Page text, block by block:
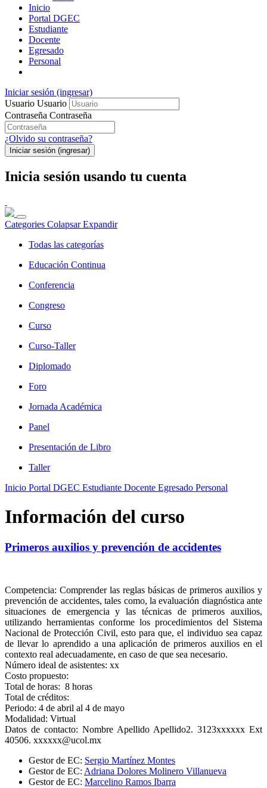
Inicio
Portal DGEC
Estudiante
Docente
Egresado
Personal
Iniciar sesión (ingresar)
Usuario Usuario
Contraseña Contraseña
¿Olvido su contraseña?
Iniciar sesión (ingresar)
Inicia sesión usando tu cuenta
Categories ColapsarExpandir
Todas las categorías
Educación Continua
Conferencia
Congreso
Curso
Curso-Taller
Diplomado
Foro
Jornada Académica
Panel
Presentación de Libro
Taller
Inicio Portal DGEC Estudiante Docente Egresado Personal
Información del curso
Primeros auxilios y prevención de accidentes
Competencia: Comprender las reglas básicas de primeros auxilios y
prevención de accidentes, tales como, la evaluación diagnóstica ante
situaciones de emergencia y las técnicas de primeros auxilios,
utilizando herramientas conforme los procedimientos del Sistema
Nacional de Protección Civil, esto para que, el individuo sea capaz
de llevar lo aprendido a una aplicación de primeros auxilios en el
contexto real adecuadamente, en caso de que sea necesario.
Número ideal de asistentes: xx
Costo propuesto:
Total de horas: 8 horas
Total de créditos:
Periodo: 4 de abril al 4 de mayo
Modalidad: Virtual
Datos de contacto: Nombre Apellido Apellido2. 3123xxxxxx Ext
40506. xxxxxx@ucol.mx
Gestor de EC: Sergio Martínez Montes
Gestor de EC: Adriana Dolores Molinero Villanueva
Gestor de EC: Marcelino Ramos Ibarra